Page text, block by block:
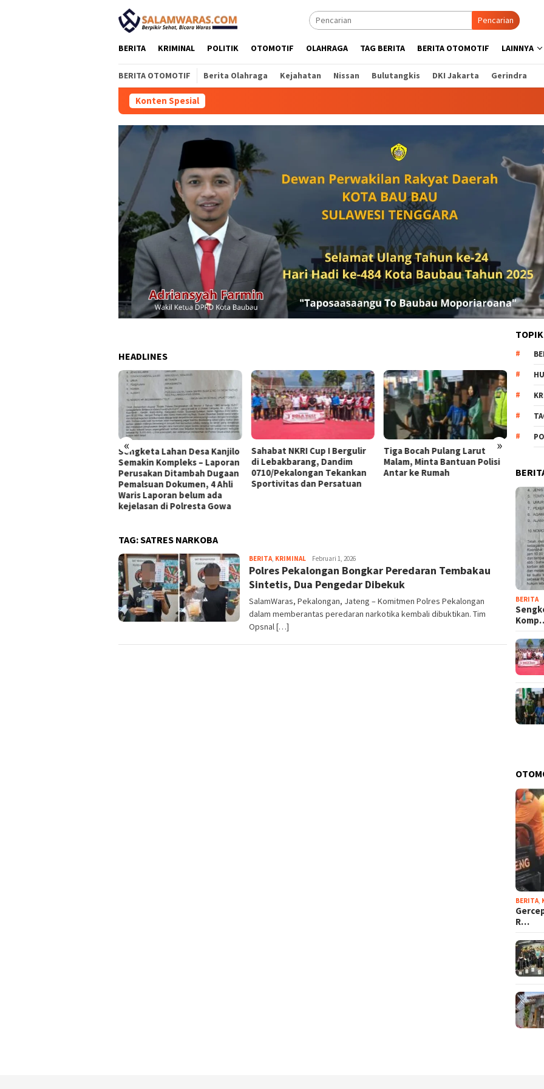
Pencarian
BERITA KRIMINAL POLITIK OTOMOTIF OLAHRAGA TAG BERITA BERITA OTOMOTIF LAINNYA
BERITA OTOMOTIF Berita Olahraga Kejahatan Nissan Bulutangkis DKI Jakarta Gerindra
Konten Spesial
HEADLINES
« »
Sahabat NKRI Cup I Bergulir
di Lebakbarang, Dandim
0710/Pekalongan Tekankan
Sportivitas dan Persatuan
Tiga Bocah Pulang Larut
Malam, Minta Bantuan Polisi
Antar ke Rumah
Diduga Jadi Korban
Penganiayaan Pacar, Wanita
di Kajen Alami Luka dan
SIAP
TAG:SATRES NARKOBA
BERITA, KRIMINAL EjaFebruari 1, 2026
Polres Pekalongan Bongkar Peredaran Tembakau
Sintetis, Dua Pengedar Dibekuk
SalamWaras, Pekalongan, Jateng – Komitmen Polres Pekalongan
dalam memberantas peredaran narkotika kembali dibuktikan. Tim
Opsnal […]
BERITA
BERITA
R…